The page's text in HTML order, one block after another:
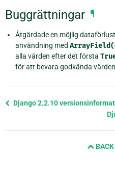
Buggrättningar ¶
Åtgärdade en möjlig
användning med
alla värden efter det första
för att bevara godkända
Föregående
Django 2.2.10